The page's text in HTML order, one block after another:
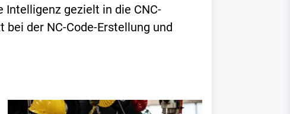
Intelligenz gezielt in die CNC-
der NC-Code-Erstellung und